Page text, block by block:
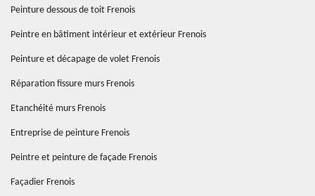
Peinture dessous de toit Frenois
Peintre en bâtiment intérieur et extérieur Frenois
Peinture et décapage de volet Frenois
Réparation fissure murs Frenois
Etanchéité murs Frenois
Entreprise de peinture Frenois
Peintre et peinture de façade Frenois
Façadier Frenois